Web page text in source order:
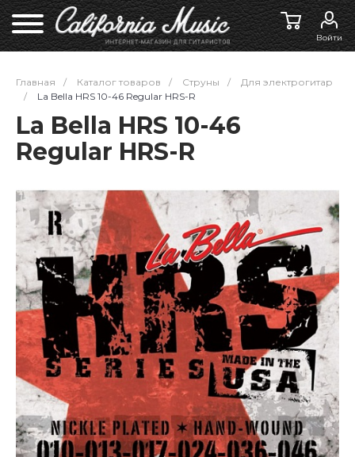
Войти
Главная / Каталог товаров / Струны /
Для электрогитар
/
La Bella HRS 10-46 Regular HRS-R
La Bella HRS 10-46
Regular HRS-R